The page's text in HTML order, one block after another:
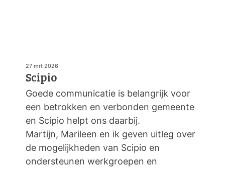
27 mrt 2026
Scipio
Goede communicatie is belangrijk voor
een betrokken en verbonden gemeente
en Scipio helpt ons daarbij.
Martijn, Marileen en ik geven uitleg over
de mogelijkheden van Scipio en
ondersteunen werkgroepen en